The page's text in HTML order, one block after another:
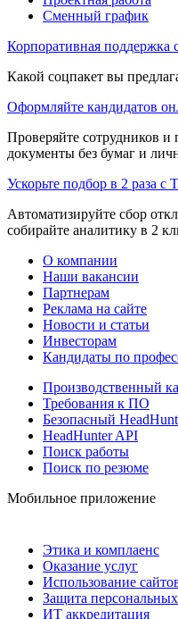
Сменный график
Корпоративная поддержка
Какой соцпакет вы
Оформляйте кандидатов
Проверяйте сотрудников
документы без бумаг и
Ускорьте подбор в 2 раза с
Автоматизируйте сбор
собирайте аналитику в 2
О компании
Наши вакансии
Партнерам
Реклама на сайте
Новости и статьи
Инвесторам
Кандидаты по
Производственный
Требования к ПО
Безопасный
HeadHunter API
Поиск работы
Поиск по резюме
Мобильное приложение
Этика и комплаенс
Оказание услуг
Использование
Защита
ИТ аккредитация